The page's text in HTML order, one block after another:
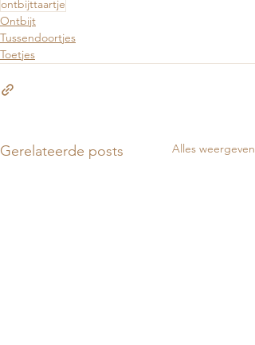
ontbijttaartje
Ontbijt
Tussendoortjes
Toetjes
Gerelateerde posts Alles weergeven